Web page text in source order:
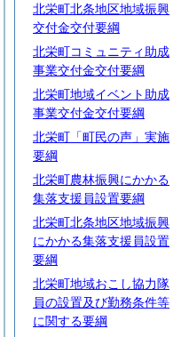
北栄町北条地区地域振興
交付金交付要綱
北栄町コミュニティ助成
事業交付金交付要綱
北栄町地域イベント助成
事業交付金交付要綱
北栄町「町民の声」実施
要綱
北栄町農林振興にかかる
集落支援員設置要綱
北栄町北条地区地域振興
にかかる集落支援員設置
要綱
北栄町地域おこし協力隊
員の設置及び勤務条件等
に関する要綱